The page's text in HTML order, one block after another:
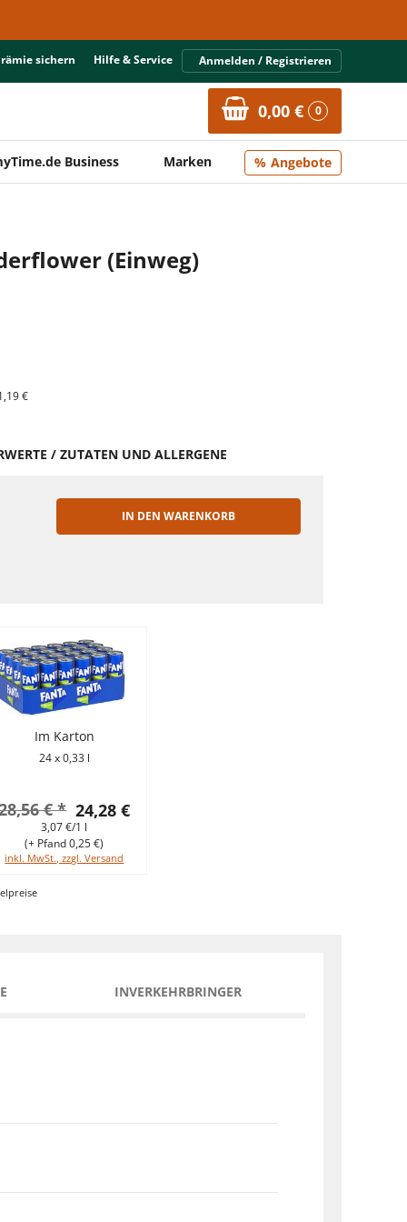
sichern Hilfe & Service Anmelden / Registrieren
0,00 € 0
Business Marken Angebote
(Einweg)
€
/ ZUTATEN UND ALLERGENE
IN DEN WARENKORB
Im Karton
24 x 0,33 l
24,28 €
€ *
3,07 €/1 l
inkl. MwSt., zzgl. Versand
(+ Pfand 0,25 €)
INVERKEHRBRINGER